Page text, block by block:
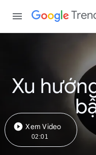
Xu
Xem Video
02:01